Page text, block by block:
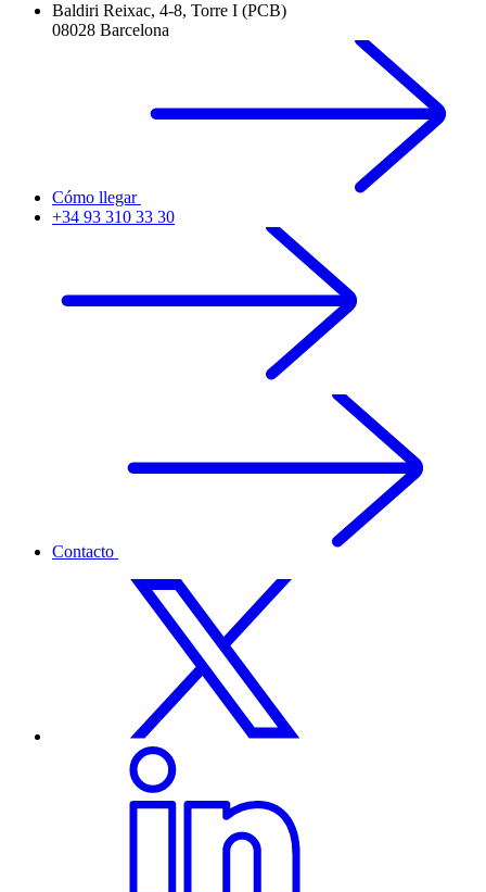
Baldiri Reixac, 4-8, Torre I (PCB)
08028 Barcelona
Cómo llegar
+34 93 310 33 30
Contacto